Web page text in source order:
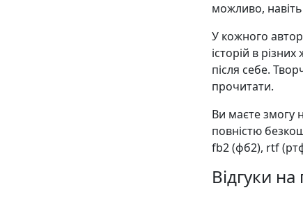
можливо,
У кожного
історій в
після себе.
прочитати.
Ви маєте змогу
повністю
fb2 (фб2), rtf
Відгуки